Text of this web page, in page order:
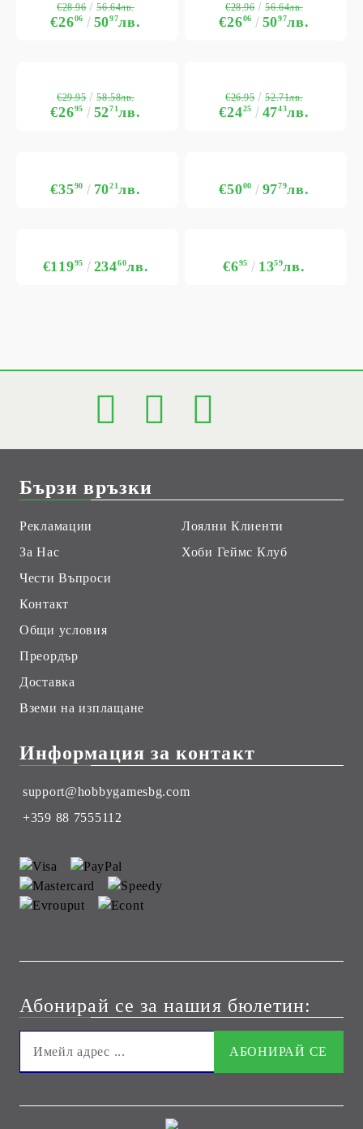
€2606 5097лв.
€28.96 56.64лв.
€2606 5097лв.
€28.96 56.64лв.
€2695 5271лв.
€29.95 58.58лв.
€2425 4743лв.
€26.95 52.71лв.
€3590 7021лв. €5000 9779лв.
€11995 23460лв. €695 1359лв.
Бързи връзки
Рекламации
За Нас
Чести Въпроси
Контакт
Общи условия
Преордър
Доставка
Вземи на изплащане
Лоялни Клиенти
Хоби Геймс Клуб
Информация за контакт
support@hobbygamesbg.com
+359 88 7555112
Абонирай се за нашия бюлетин: